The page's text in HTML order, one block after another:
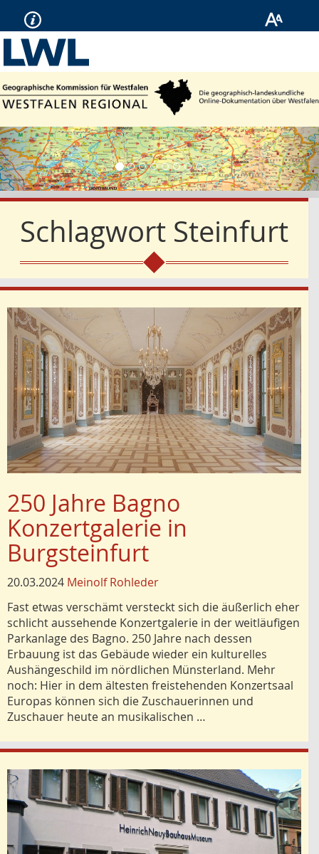
Vorherige
Schlagwort Steinfurt
250 Jahre Bagno
Konzertgalerie in
Burgsteinfurt
20.03.2024 Meinolf Rohleder
Fast etwas verschämt versteckt sich die äußerlich eher
schlicht aussehende Konzertgalerie in der weitläufigen
Parkanlage des Bagno. 250 Jahre nach dessen
Erbauung ist das Gebäude wieder ein kulturelles
Aushängeschild im nördlichen Münsterland. Mehr
noch: Hier in dem ältesten freistehenden Konzertsaal
Europas können sich die Zuschauerinnen und
Zuschauer heute an musikalischen …